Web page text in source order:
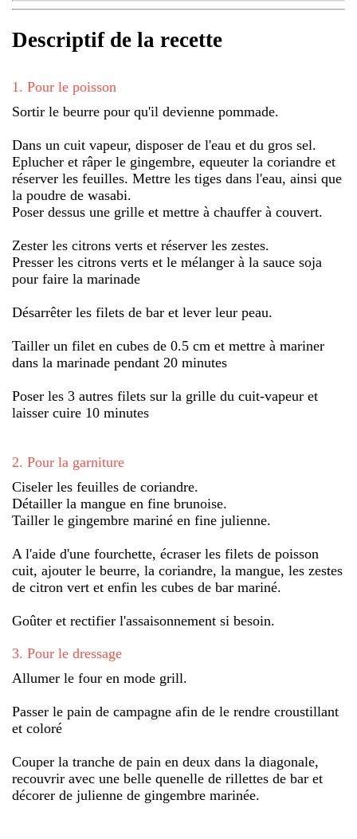
Descriptif de la recette
1 . Pour le poisson
Sortir le beurre pour qu'il devienne pommade.
Dans un cuit vapeur, disposer de l'eau et du gros sel.
Eplucher et râper le gingembre, equeuter la coriandre et
réserver les feuilles. Mettre les tiges dans l'eau, ainsi que
la poudre de wasabi.
Poser dessus une grille et mettre à chauffer à couvert.
Zester les citrons verts et réserver les zestes.
Presser les citrons verts et le mélanger à la sauce soja
pour faire la marinade
Désarrêter les filets de bar et lever leur peau.
Tailler un filet en cubes de 0.5 cm et mettre à mariner
dans la marinade pendant 20 minutes
Poser les 3 autres filets sur la grille du cuit-vapeur et
laisser cuire 10 minutes
2. Pour la garniture
Ciseler les feuilles de coriandre.
Détailler la mangue en fine brunoise.
Tailler le gingembre mariné en fine julienne.
A l'aide d'une fourchette, écraser les filets de poisson
cuit, ajouter le beurre, la coriandre, la mangue, les zestes
de citron vert et enfin les cubes de bar mariné.
Goûter et rectifier l'assaisonnement si besoin.
3. Pour le dressage
Allumer le four en mode grill.
Passer le pain de campagne afin de le rendre croustillant
et coloré
Couper la tranche de pain en deux dans la diagonale,
recouvrir avec une belle quenelle de rillettes de bar et
décorer de julienne de gingembre marinée.